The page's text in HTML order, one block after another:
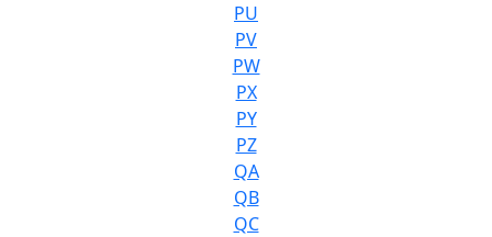
PU
PV
PW
PX
PY
PZ
QA
QB
QC